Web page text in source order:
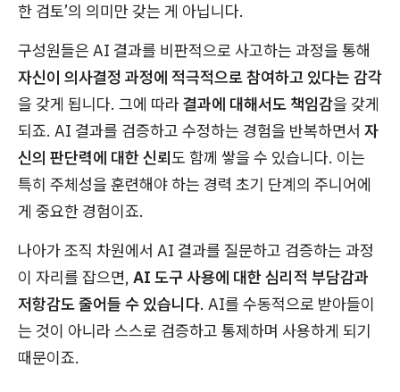
한 검토’의 의미만 갖는 게 아닙니다.
구성원들은 AI 결과를 비판적으로 사고하는 과정을 통해
자신이 의사결정 과정에 적극적으로 참여하고 있다는 감각
을 갖게 됩니다. 그에 따라결과에 대해서도 책임감을 갖게
되죠. AI 결과를 검증하고 수정하는 경험을 반복하면서 자
신의 판단력에 대한 신뢰도 함께 쌓을 수 있습니다. 이는
특히 주체성을 훈련해야 하는 경력 초기 단계의 주니어에
게 중요한 경험이죠.
나아가 조직 차원에서 AI 결과를 질문하고 검증하는 과정
이 자리를 잡으면, AI 도구 사용에 대한 심리적 부담감과
저항감도 줄어들 수 있습니다. AI를 수동적으로 받아들이
는 것이 아니라 스스로 검증하고 통제하며 사용하게 되기
때문이죠.